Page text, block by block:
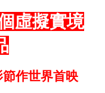
虛擬實境
作世界首映